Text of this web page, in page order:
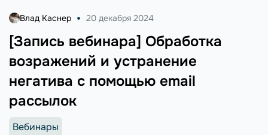
[Запись вебинара] Обработка
возражений и устранение
негатива с помощью email
рассылок
Влад Каснер 20 декабря 2024
Вебинары